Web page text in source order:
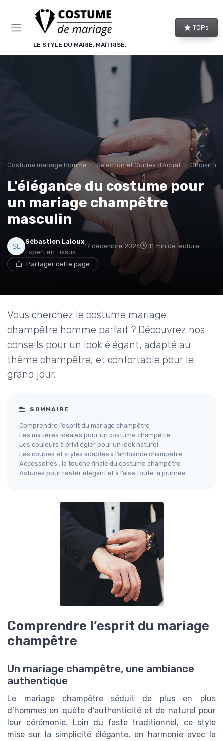
LE STYLE DU MARIÉ, MAÎTRISÉ.
TOPs
Costume mariage homme Sélection et Guides d'Achat Choisir le
L'élégance du costume pour
un mariage champêtre
masculin
Sébastien Laloux
Expert en Tissus
17 décembre 2024 11 min de lecture
Partager cette page
Vous cherchez le costume mariage
champêtre homme parfait ? Découvrez nos
conseils pour un look élégant, adapté au
thème champêtre, et confortable pour le
grand jour.
SOMMAIRE
Comprendre l’esprit du mariage champêtre
Les matières idéales pour un costume champêtre
Les couleurs à privilégier pour un look naturel
Les coupes et styles adaptés à l’ambiance champêtre
Accessoires : la touche finale du costume champêtre
Astuces pour rester élégant et à l’aise toute la journée
Comprendre l’esprit du mariage
champêtre
Un mariage champêtre, une ambiance
authentique
Le mariage champêtre séduit de plus en plus
d’hommes en quête d’authenticité et de naturel pour
leur cérémonie. Loin du faste traditionnel, ce style
mise sur la simplicité élégante, en harmonie avec la